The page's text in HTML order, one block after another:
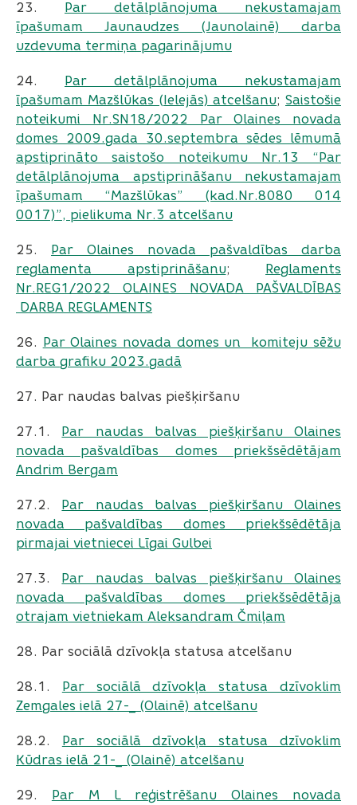
23. Par detālplānojuma nekustamajam
īpašumam Jaunaudzes (Jaunolainē) darba
uzdevuma termiņa pagarinājumu
24. Par detālplānojuma nekustamajam
īpašumam Mazšlūkas (Ielejās) atcelšanu; Saistošie
noteikumi Nr.SN18/2022 Par Olaines novada
domes 2009.gada 30.septembra sēdes lēmumā
apstiprināto saistošo noteikumu Nr.13 “Par
detālplānojuma apstiprināšanu nekustamajam
īpašumam “Mazšlūkas” (kad.Nr.8080 014
0017)”, pielikuma Nr.3 atcelšanu
25. Par Olaines novada pašvaldības darba
reglamenta apstiprināšanu; Reglaments
Nr.REG1/2022 OLAINES NOVADA PAŠVALDĪBAS
DARBA REGLAMENTS
26. Par Olaines novada domes un komiteju sēžu
darba grafiku 2023.gadā
27. Par naudas balvas piešķiršanu
27.1. ​​​​​​​ Par naudas balvas piešķiršanu Olaines
novada pašvaldības domes priekšsēdētājam
Andrim Bergam
27.2. ​​​​​​​Par naudas balvas piešķiršanu Olaines
novada pašvaldības domes priekšsēdētāja
pirmajai vietniecei Līgai Gulbei
27.3. ​​​​​​​ Par naudas balvas piešķiršanu Olaines
novada pašvaldības domes priekšsēdētāja
otrajam vietniekam Aleksandram Čmiļam
28. Par sociālā dzīvokļa statusa atcelšanu
28.1. ​​​​​​​ Par sociālā dzīvokļa statusa dzīvoklim
Zemgales ielā 27-_ (Olainē) atcelšanu
28.2. ​​​​​​​Par sociālā dzīvokļa statusa dzīvoklim
Kūdras ielā 21-_ (Olainē) atcelšanu
29. Par M L reģistrēšanu Olaines novada